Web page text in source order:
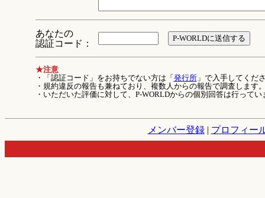
あなたの
認証コード：
★注意
・「認証コード」をお持ちでない方は「 発行所」で入手してくだ
・規約違反の報告も兼ねており、複数人からの報告で調査します
・いただいた評価に対して、P-WORLDからの個別回答は行ってい
メンバー登録| プロフィー